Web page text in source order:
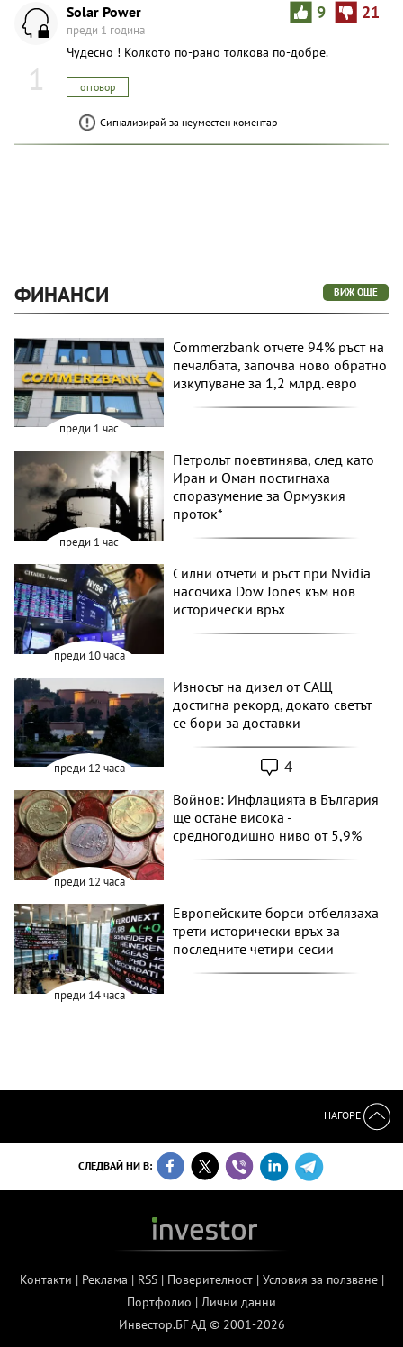
1
9 21
Solar Power
преди 1 година
Чудесно ! Колкото по-рано толкова по-добре.
отговор
Сигнализирай за неуместен коментар
ФИНАНСИ ВИЖ ОЩЕ
преди 1 час
Commerzbank отчете 94% ръст на
печалбата, започва ново обратно
изкупуване за 1,2 млрд. евро
преди 1 час
Петролът поевтинява, след като
Иран и Оман постигнаха
споразумение за Ормузкия
проток*
преди 10 часа
Силни отчети и ръст при Nvidia
насочиха Dow Jones към нов
исторически връх
преди 12 часа
Износът на дизел от САЩ
достигна рекорд, докато светът
се бори за доставки
4
преди 12 часа
Войнов: Инфлацията в България
ще остане висока -
средногодишно ниво от 5,9%
преди 14 часа
Европейските борси отбелязаха
трети исторически връх за
последните четири сесии
НАГОРЕ
СЛЕДВАЙ НИ В:
Контакти | Реклама | RSS| Поверителност| Условия за ползване|
Портфолио | Лични данни
Инвестор.БГ АД © 2001-2026